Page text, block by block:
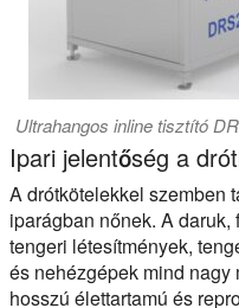
Ultrahangos inline tisztító
Ipari jelentőség a
A drótkötelekkel szemben
iparágban nőnek. A
tengeri létesítmények,
és nehézgépek mind
hosszú élettartamú és